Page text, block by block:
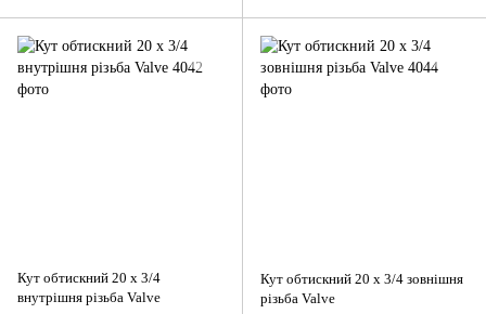
Кут обтискний 20 х 3/4
внутрішня різьба Valve
Кут обтискний 20 х 3/4 зовнішня
різьба Valve